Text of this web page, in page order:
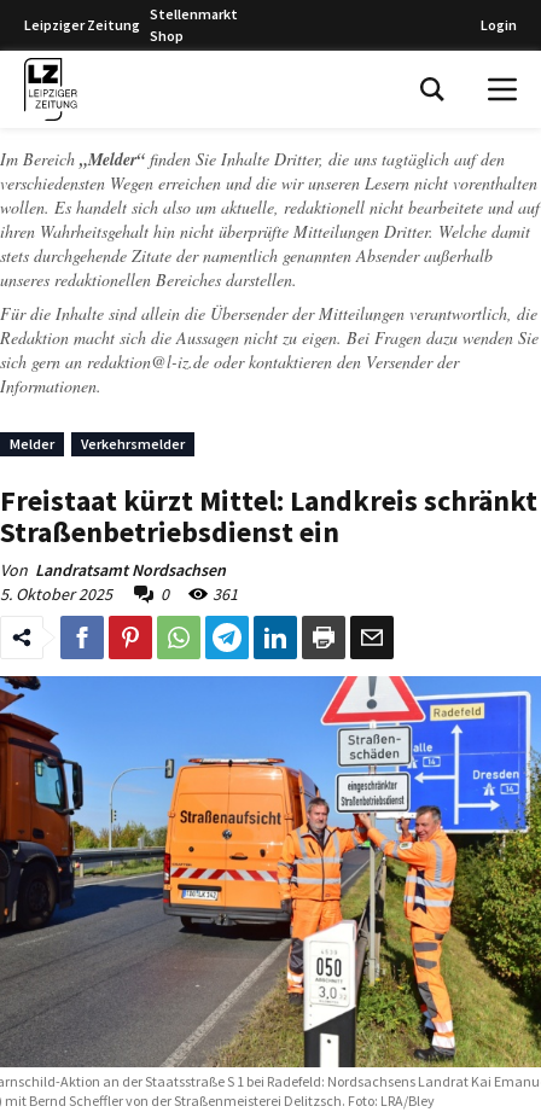
Leipziger Zeitung
Stellenmarkt
Shop
Login
Im Bereich „Melder“ finden Sie Inhalte Dritter, die uns tagtäglich auf den
verschiedensten Wegen erreichen und die wir unseren Lesern nicht vorenthalten
wollen. Es handelt sich also um aktuelle, redaktionell nicht bearbeitete und auf
ihren Wahrheitsgehalt hin nicht überprüfte Mitteilungen Dritter. Welche damit
stets durchgehende Zitate der namentlich genannten Absender außerhalb
unseres redaktionellen Bereiches darstellen.
Für die Inhalte sind allein die Übersender der Mitteilungen verantwortlich, die
Redaktion macht sich die Aussagen nicht zu eigen. Bei Fragen dazu wenden Sie
sich gern an redaktion@l-iz.de oder kontaktieren den Versender der
Informationen.
Melder Verkehrsmelder
Freistaat kürzt Mittel: Landkreis schränkt
Straßenbetriebsdienst ein
Von Landratsamt Nordsachsen
5. Oktober 2025
0 361
Aktion an der Staatsstraße S 1 bei Radefeld: Nordsachsens Landrat Kai
mit Bernd Scheffler von der Straßenmeisterei Delitzsch. Foto: LRA/Bley